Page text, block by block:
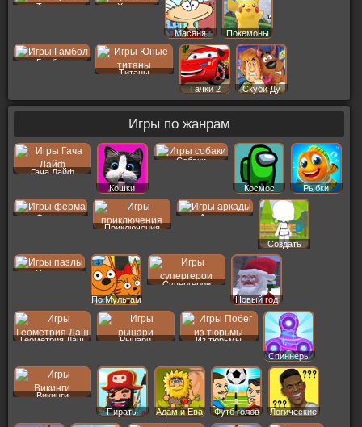
Тролли Халк
Масяня Покемоны
Гамбол
Титаны
Тачки 2
Скуби Ду
Игры по жанрам
Гача Лайф
Кошки
Собаки
Космос Рыбки
Ферма
Приключения
Аркады
Создать
Пер
Пазлы
По Мультам
Супергерои
Новый год
Геометрия Даш Рыцари
Из тюрьмы
Спиннеры
Викинги
Пираты
Адам и Ева Футб голов Логические